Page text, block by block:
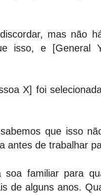
mas não
isso, e [General
X] foi
que isso
antes de trabalhar
soa familiar para
de alguns anos.